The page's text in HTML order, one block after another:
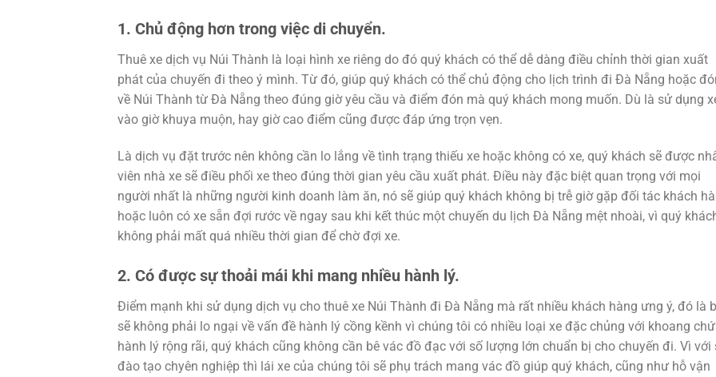
1. Chủ động hơn trong việc di chuyển.
Thuê xe dịch vụ Núi Thành là loại hình xe riêng do đó quý khách có thể dễ dàng điều chỉnh thời gian xuất
phát của chuyến đi theo ý mình. Từ đó, giúp quý khách có thể chủ động cho lịch trình đi Đà Nẵng hoặc
về Núi Thành từ Đà Nẵng theo đúng giờ yêu cầu và điểm đón mà quý khách mong muốn. Dù là sử dụng
vào giờ khuya muộn, hay giờ cao điểm cũng được đáp ứng trọn vẹn.
Là dịch vụ đặt trước nên không cần lo lắng về tình trạng thiếu xe hoặc không có xe, quý khách sẽ được
viên nhà xe sẽ điều phối xe theo đúng thời gian yêu cầu xuất phát. Điều này đặc biệt quan trọng với mọi
người nhất là những người kinh doanh làm ăn, nó sẽ giúp quý khách không bị trễ giờ gặp đối tác khách
hoặc luôn có xe sẵn đợi rước về ngay sau khi kết thúc một chuyến du lịch Đà Nẵng mệt nhoài, vì quý
không phải mất quá nhiều thời gian để chờ đợi xe.
2. Có được sự thoải mái khi mang nhiều hành lý.
Điểm mạnh khi sử dụng dịch vụ cho thuê xe Núi Thành đi Đà Nẵng mà rất nhiều khách hàng ưng ý, đó là
sẽ không phải lo ngại về vấn đề hành lý cồng kềnh vì chúng tôi có nhiều loại xe đặc chủng với khoang
hành lý rộng rãi, quý khách cũng không cần bê vác đồ đạc với số lượng lớn chuẩn bị cho chuyến đi. Vì với
đào tạo chyên nghiệp thì lái xe của chúng tôi sẽ phụ trách mang vác đồ giúp quý khách, cũng như hỗ vận